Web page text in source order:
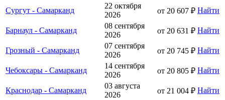
Сургут - Самарканд
22 октября
2026
от 20 607 ₽ Найти
Барнаул - Самарканд
08 сентября
2026
от 20 631 ₽ Найти
Грозный - Самарканд
07 сентября
2026
от 20 745 ₽ Найти
Чебоксары - Самарканд
14 сентября
2026
от 20 805 ₽ Найти
Краснодар - Самарканд
03 августа
2026
от 21 004 ₽ Найти